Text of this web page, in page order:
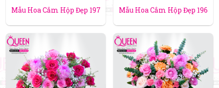
Mẫu Hoa Cắm Hộp Đẹp 197 Mẫu Hoa Cắm Hộp Đẹp 196